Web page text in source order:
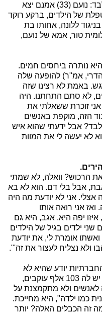
טור־פלס אתה אף פעם לא לבד: נועם (33) אמנם יצא
של הילדים, ברקע רוקד
ללונה, אחותו בת
טור, אמא של נועם,
נותרה ביחסים חמים.
אמ"ר) להופעה שלה
באמת לא רצינו שזה
לא סתם התחתנו. היה
לב גדול וכישלון שלי בגיל 30. אני זוכרת ששאלתי את
הזה, מוקפת באנשים
אבל ידעתי שהוא איש
לא יעשה לי את המוות
הרכוש? וואלה, לא שמתי
אבל בלי דם. הוא לא בא
אצלי. אני לא יודעת מה היה
ואז אני רואה אותו
יפה היא. אגב, היא גם
שני ילדים בגיל של הילדים
אומרת לי, את יודעת
ולא נצליח לעצור את זה'".
יודע שהיא לא
מפחדת מחשיפת יתר. באינסטגרם יש לה 103 אלף עוקבים,
לאנשים ולא מתקמצנת על
כמו ילדה", היא מחייכת.
זה הכבלים האלה? יותר